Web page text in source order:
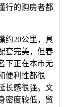
行的购房者都
20公里，具
套完美，但春
下正在本市无
便利性都很
长感很强。文
密度较低，贸